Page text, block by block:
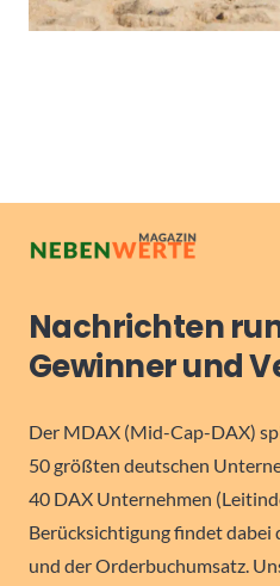
Nachrichten
Gewinner und
Der MDAX (Mid-Cap-DAX)
50 größten deutschen
40 DAX Unternehmen
Berücksichtigung findet
und der Orderbuchumsatz.